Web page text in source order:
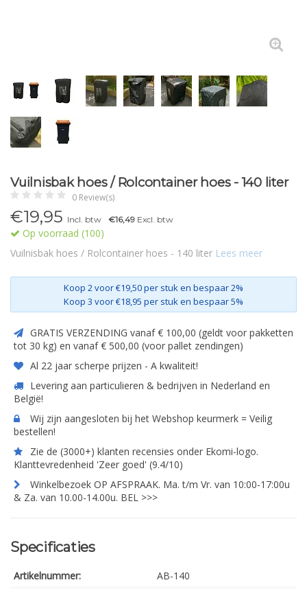
Vuilnisbak hoes / Rolcontainer hoes - 140 liter
0 Review(s)
€19,95 Incl. btw €16,49 Excl. btw
Op voorraad (100)
Vuilnisbak hoes / Rolcontainer hoes - 140 liter Lees meer
Koop 2 voor €19,50 per stuk en bespaar 2%
Koop 3 voor €18,95 per stuk en bespaar 5%
GRATIS VERZENDING vanaf € 100,00 (geldt voor pakketten
tot 30 kg) en vanaf € 500,00 (voor pallet zendingen)
Al 22 jaar scherpe prijzen - A kwaliteit!
Levering aan particulieren & bedrijven in Nederland en
België!
Wij zijn aangesloten bij het Webshop keurmerk = Veilig
bestellen!
Zie de (3000+) klanten recensies onder Ekomi-logo.
Klanttevredenheid 'Zeer goed' (9.4/10)
Winkelbezoek OP AFSPRAAK. Ma. t/m Vr. van 10:00-17:00u
& Za. van 10.00-14.00u. BEL >>>
Specificaties
Artikelnummer:
AB-140